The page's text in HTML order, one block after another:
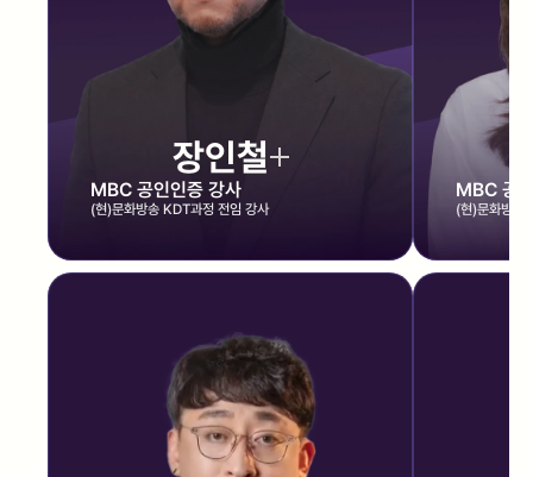
장인철
MBC 공인인증 강사
(현)문화방송 KDT과정 전임 강사
MBC 공
(현)문화방송